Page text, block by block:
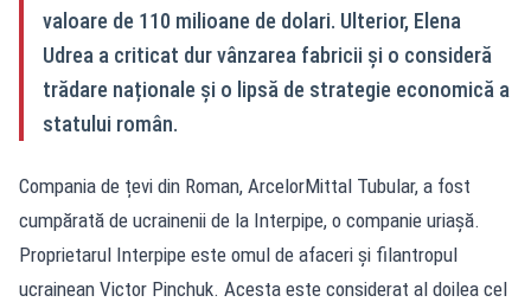
valoare de 110 milioane de dolari. Ulterior, Elena
Udrea a criticat dur vânzarea fabricii și o consideră
trădare naționale și o lipsă de strategie economică a
statului român.
Compania de țevi din Roman, ArcelorMittal Tubular, a fost
cumpărată de ucrainenii de la Interpipe, o companie uriașă.
Proprietarul Interpipe este omul de afaceri și filantropul
ucrainean Victor Pinchuk. Acesta este considerat al doilea cel